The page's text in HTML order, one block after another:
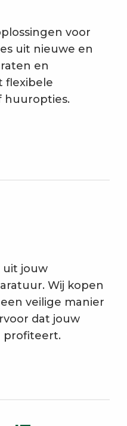
voor
uit nieuwe en
en
flexibele
huuropties.
uit jouw
Wij kopen
veilige manier
dat jouw
profiteert.